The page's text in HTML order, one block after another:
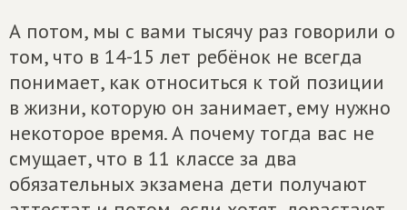
А потом, мы с вами тысячу раз говорили о
том, что в 14-15 лет ребёнок не всегда
понимает, как относиться к той позиции
в жизни, которую он занимает, ему нужно
некоторое время. А почему тогда вас не
смущает, что в 11 классе за два
обязательных экзамена дети получают